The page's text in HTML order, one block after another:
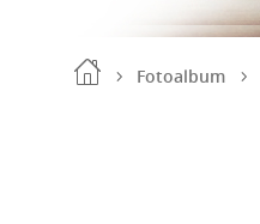
Fotoalbum